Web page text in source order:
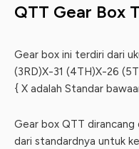
QTT Gear Box
Gear box ini terdiri dari
(3RD)X-31 (4TH)X-26
{ X adalah Standar
Gear box QTT
dari standardnya untuk